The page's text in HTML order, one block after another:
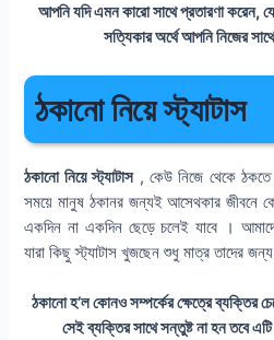
আপনি যদি এমন কারো সাথে প্রতারণা করেন,
সত্যিকার অর্থে আপনি নিজের
ঠকানো নিয়ে স্ট্যাটাস
ঠকানো নিয়ে স্ট্যাটাস, কেউ নিজে থেকে ঠকতে
সময়ে মানুষ ঠকানর জন্যই আসেথকার জীবনে
একদিন না একদিন ছেড়ে চলেই যাবে ।
যারা কিছু স্ট্যাটাস খুজছেন শুধু মাত্র তাদের
ঠকানো হ’ল কোনও সম্পর্কের ক্ষেত্রে ব্যক্তির
সেই ব্যক্তির সাথে সন্তুষ্ট না হন তবে